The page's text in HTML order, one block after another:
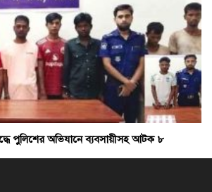
পুলিশের অভিযানে ব্যবসায়ীসহ আটক ৮